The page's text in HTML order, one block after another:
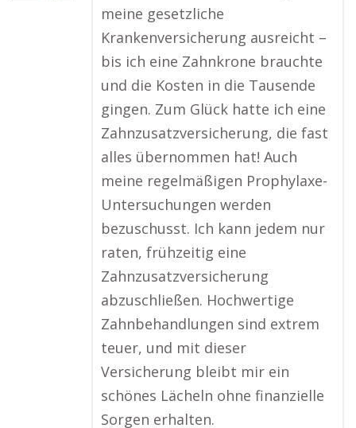
meine gesetzliche
Krankenversicherung ausreicht –
bis ich eine Zahnkrone brauchte
und die Kosten in die Tausende
gingen. Zum Glück hatte ich eine
Zahnzusatzversicherung, die fast
alles übernommen hat! Auch
meine regelmäßigen Prophylaxe-
Untersuchungen werden
bezuschusst. Ich kann jedem nur
raten, frühzeitig eine
Zahnzusatzversicherung
abzuschließen. Hochwertige
Zahnbehandlungen sind extrem
teuer, und mit dieser
Versicherung bleibt mir ein
schönes Lächeln ohne finanzielle
Sorgen erhalten.